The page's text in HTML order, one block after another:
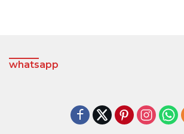
whatsapp